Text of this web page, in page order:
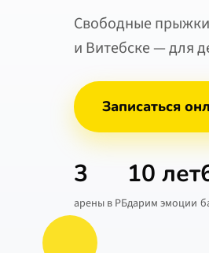
Свободные
и Витебске — для
Записаться
3
арены в РБ
10 лет
дарим эмоции